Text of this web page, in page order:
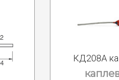
КД208А